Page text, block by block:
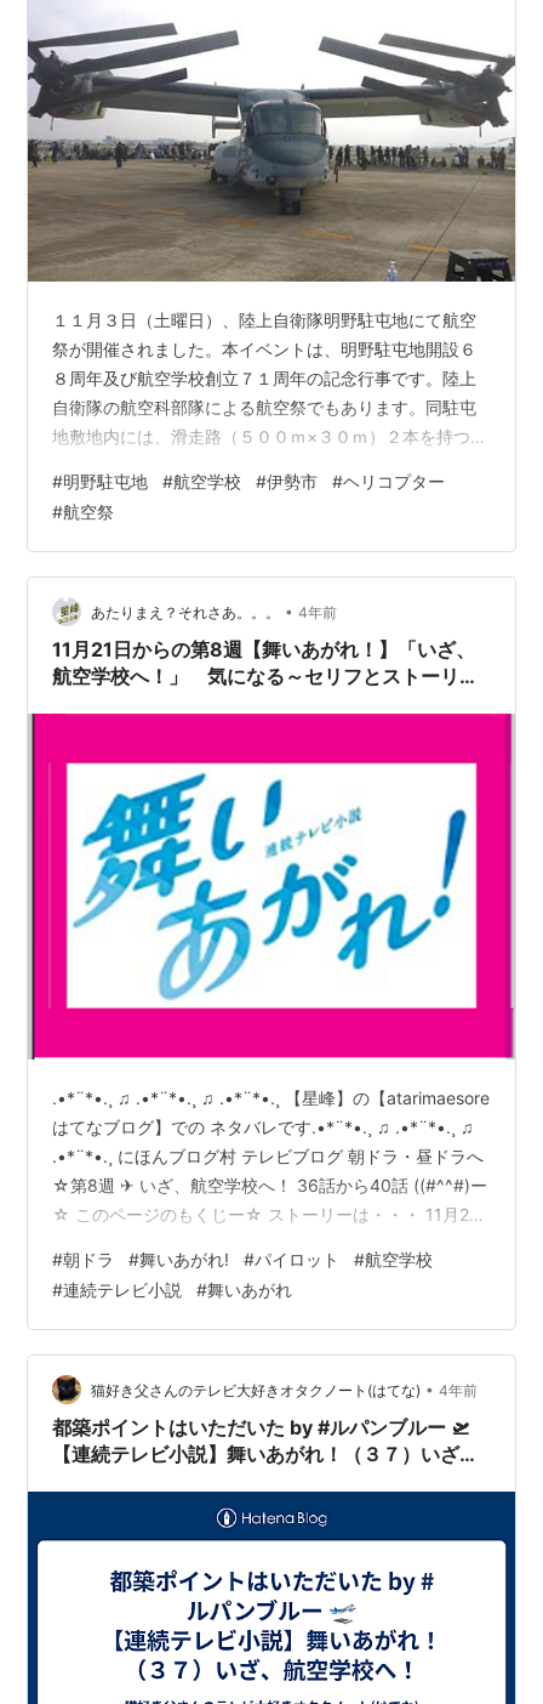
１１月３日（土曜日）、陸上自衛隊明野駐屯地にて航空
祭が開催されました。本イベントは、明野駐屯地開設６
８周年及び航空学校創立７１周年の記念行事です。陸上
自衛隊の航空科部隊による航空祭でもあります。同駐屯
地敷地内には、滑走路（５００ｍ×３０ｍ）２本を持つ明
上自衛隊の航空操縦学生を養成しています。会場となる
エプロン（駐機場）では、陸海空自衛隊、官公庁及び民
間企業の航空機が地上展示されていました。＜民間企業
＞「ベル５０５」（ＪＡ８８ＤＲ）日本ヘリシス／伊勢
湾ヘリポート（三重県津市雲出鋼管町）日本ヘリシス
は、東京都千代田区麴町に本社を置く航空運送事業等
を…
#明野駐屯地 #航空学校 #伊勢市 #ヘリコプター
#航空祭
あたりまえ？それさあ。。。 • 4年前
11月21日からの第8週【舞いあがれ！】「いざ、
航空学校へ！」 気になる～セリフとストーリ
.•*¨*•.¸ ♫ .•*¨*•.¸ ♫ .•*¨*•.¸ 【星峰】の【atarimaesore
はてなブログ】での ネタバレです.•*¨*•.¸ ♫ .•*¨*•.¸ ♫
.•*¨*•.¸ にほんブログ村 テレビブログ 朝ドラ・昼ドラへ
☆第8週 ✈ いざ、航空学校へ！ 36話から40話 ((#^^#)ー
☆ このページのもくじー☆ ストーリーは・・・ 11月21
さイチは ささくれ 11月15日 ✈火曜日✈ ルームメイトが
男子部屋へ うかうかして居られない あさイチは 「ツイQ
楽ワザ」蒸し料理 11月23日 ✈水曜日 勤労感謝の日✈ …
#朝ドラ #舞いあがれ! #パイロット #航空学校
#連続テレビ小説 #舞いあがれ
猫好き父さんのテレビ大好きオタクノート(はてな) • 4年前
都築ポイントはいただいた by #ルパンブルー 🛫
【連続テレビ小説】舞いあがれ！（３７）いざ、